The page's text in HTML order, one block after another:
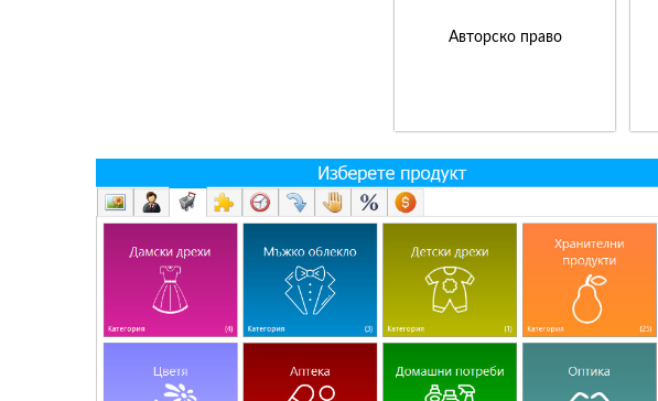
Авторско право